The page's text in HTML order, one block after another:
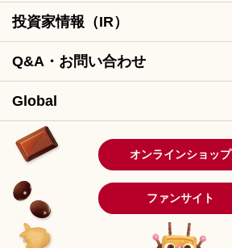
投資家情報（IR）
Q&A・お問い合わせ
Global
オンラインショップ
ファンサイト